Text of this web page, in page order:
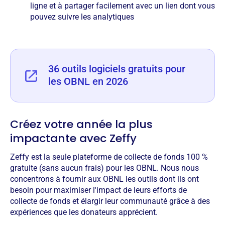
ligne et à partager facilement avec un lien dont vous
pouvez suivre les analytiques
36 outils logiciels gratuits pour
les OBNL en 2026
Créez votre année la plus
impactante avec Zeffy
Zeffy est la seule plateforme de collecte de fonds 100 %
gratuite (sans aucun frais) pour les OBNL. Nous nous
concentrons à fournir aux OBNL les outils dont ils ont
besoin pour maximiser l'impact de leurs efforts de
collecte de fonds et élargir leur communauté grâce à des
expériences que les donateurs apprécient.